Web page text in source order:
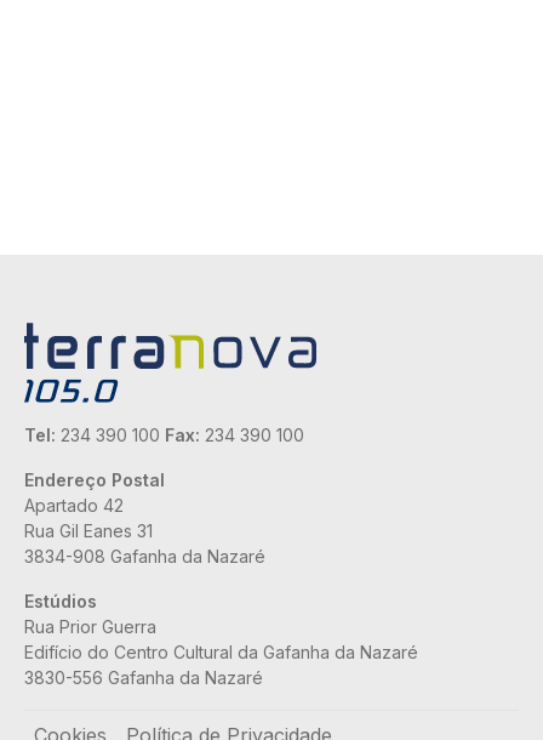
Tel: 234 390 100 Fax: 234 390 100
Endereço Postal
Apartado 42
Rua Gil Eanes 31
3834-908 Gafanha da Nazaré
Estúdios
Rua Prior Guerra
Edifício do Centro Cultural da Gafanha da Nazaré
3830-556 Gafanha da Nazaré
Rodapé